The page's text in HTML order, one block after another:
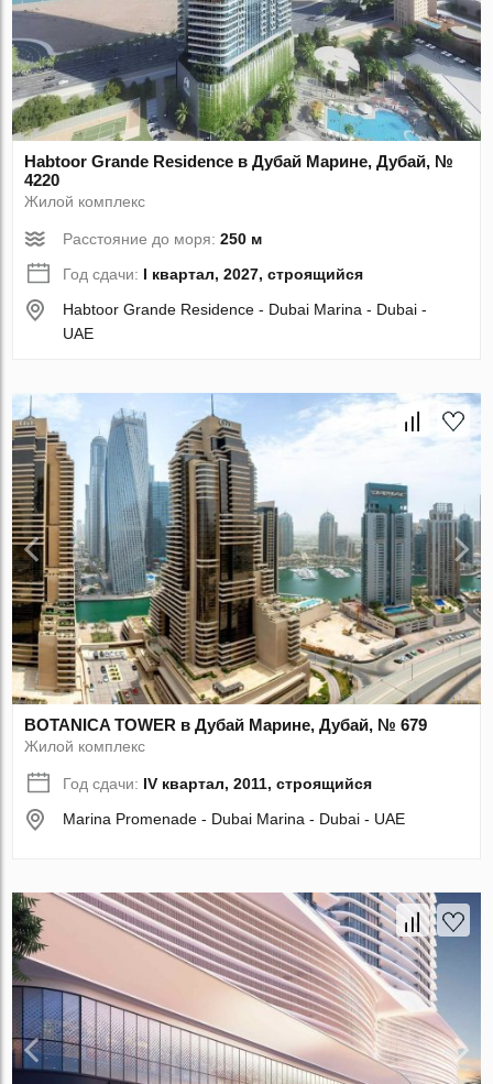
Habtoor Grande Residence в Дубай Марине, Дубай, №
4220
Жилой комплекс
Расстояние до моря:250 м
Год сдачи: I квартал, 2027, строящийся
Habtoor Grande Residence - Dubai Marina - Dubai -
UAE
BOTANICA TOWER в Дубай Марине, Дубай, № 679
Жилой комплекс
Год сдачи: IV квартал, 2011, строящийся
Marina Promenade - Dubai Marina - Dubai - UAE